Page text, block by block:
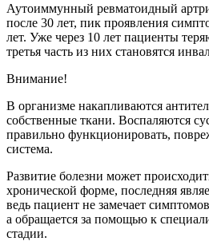
Аутоиммунный ревматоидный
после 30 лет, пик проявления
лет. Уже через 10 лет пациенты
третья часть из них становятся
Внимание!
В организме накапливаются
собственные ткани. Воспаляются
правильно функционировать,
система.
Развитие болезни может
хронической форме, последняя
ведь пациент не замечает
а обращается за помощью к
стадии.